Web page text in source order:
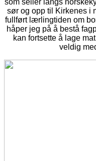
som seiler langs
sør og opp til Kirkenes i
fullført lærlingtiden om
håper jeg på å bestå
kan fortsette å lage
veldig